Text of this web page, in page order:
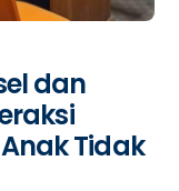
dan
Tidak